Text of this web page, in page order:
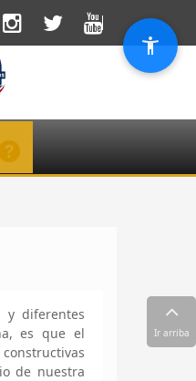
y diferentes
es que el
de nuestra
Ir arriba